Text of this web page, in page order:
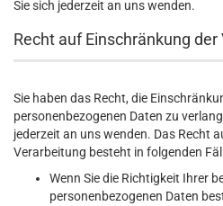
Sie sich jederzeit an uns wenden.
Recht auf Einschränkung
Sie haben das Recht, die
personenbezogenen Daten zu
jederzeit an uns wenden. Das Recht
Verarbeitung besteht in folgenden
Wenn Sie die Richtigkeit Ihrer
personenbezogenen Daten